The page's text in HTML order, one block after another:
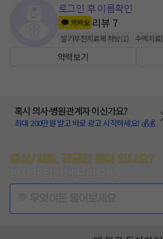
로그인 후 이름확인
카카오 리뷰 7
발기부전치료제 처방(1) 수액치료(
약력보기
혹시 의사·병원관계자 이신가요?
최대 200만원 받고 바로 광고 시작하세요! 💰💰
증상/치료, 궁금한 점이 있나요?